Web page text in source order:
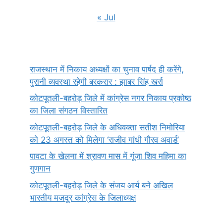
« Jul
राजस्थान में निकाय अध्यक्षों का चुनाव पार्षद ही करेंगे,
पुरानी व्यवस्था रहेगी बरकरार : झाबर सिंह खर्रा
कोटपूतली-बहरोड़ जिले में कांग्रेस नगर निकाय प्रकोष्ठ
का जिला संगठन विस्तारित
कोटपूतली-बहरोड़ जिले के अधिवक्ता सतीश निमोरिया
को 23 अगस्त को मिलेगा ‘राजीव गांधी गौरव अवार्ड’
पावटा के खेलना में श्रावण मास में गूंजा शिव महिमा का
गुणगान
कोटपूतली-बहरोड़ जिले के संजय आर्य बने अखिल
भारतीय मजदूर कांग्रेस के जिलाध्यक्ष